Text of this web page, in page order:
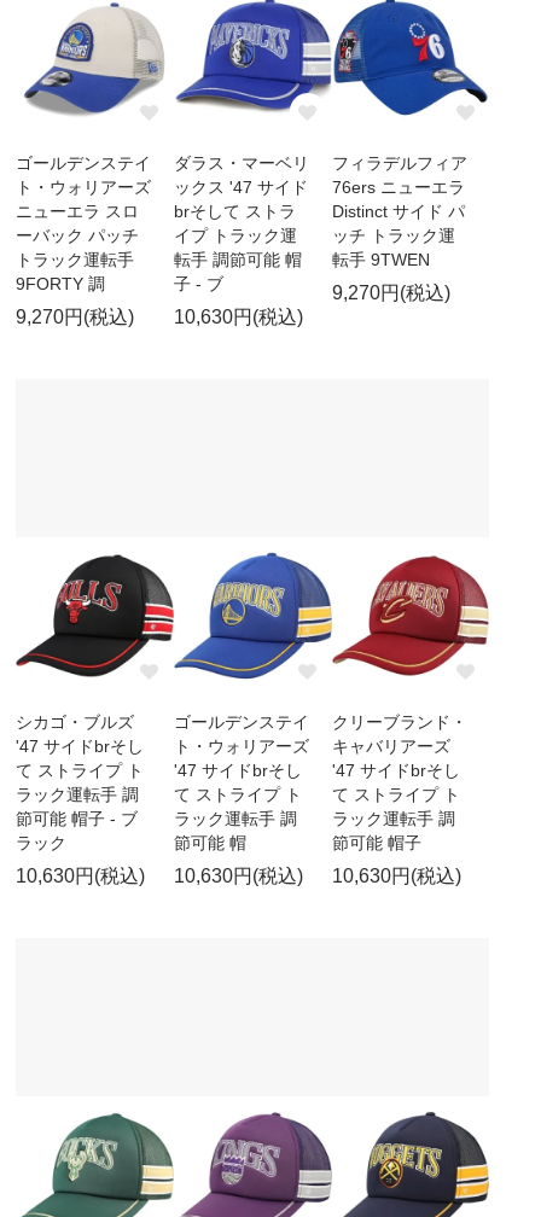
ゴールデンステイ
ト・ウォリアーズ
ニューエラ スロ
ーバック パッチ
トラック運転手
9FORTY 調
9,270円(税込)
ダラス・マーベリ
ックス '47 サイド
brそして ストラ
イプ トラック運
転手 調節可能 帽
子 - ブ
10,630円(税込)
フィラデルフィア
76ers ニューエラ
Distinct サイド パ
ッチ トラック運
転手 9TWEN
9,270円(税込)
シカゴ・ブルズ
'47 サイドbrそし
て ストライプ ト
ラック運転手 調
節可能 帽子 - ブ
ラック
10,630円(税込)
ゴールデンステイ
ト・ウォリアーズ
'47 サイドbrそし
て ストライプ ト
ラック運転手 調
節可能 帽
10,630円(税込)
クリーブランド・
キャバリアーズ
'47 サイドbrそし
て ストライプ ト
ラック運転手 調
節可能 帽子
10,630円(税込)